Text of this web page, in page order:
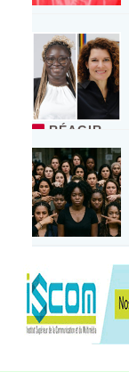
RÉAGIR